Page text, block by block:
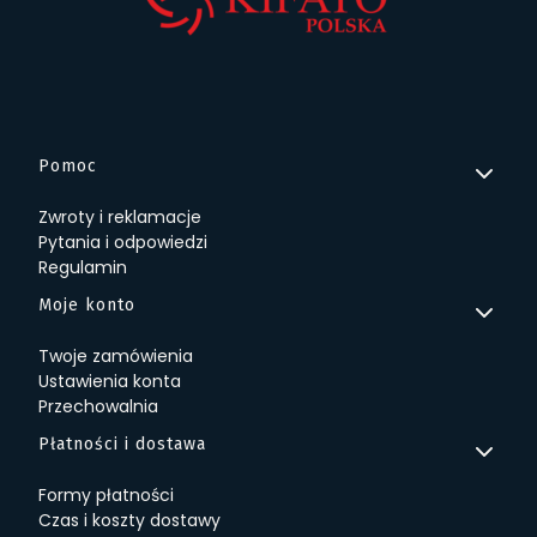
Linki w stopce
Pomoc
Zwroty i reklamacje
Pytania i odpowiedzi
Regulamin
Moje konto
Twoje zamówienia
Ustawienia konta
Przechowalnia
Płatności i dostawa
Formy płatności
Czas i koszty dostawy